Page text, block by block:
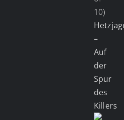
10)
–
Auf
der
Spur
des
Killers